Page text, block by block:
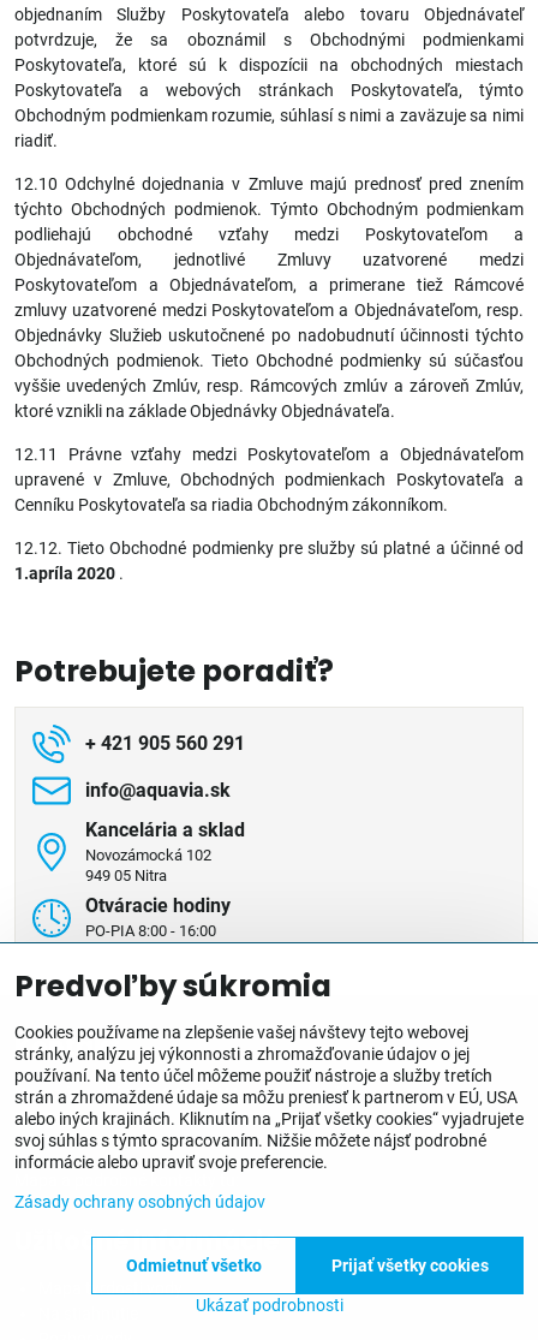
objednaním Služby Poskytovateľa alebo tovaru Objednávateľ
potvrdzuje, že sa oboznámil s Obchodnými podmienkami
Poskytovateľa, ktoré sú k dispozícii na obchodných miestach
Poskytovateľa a webových stránkach Poskytovateľa, týmto
Obchodným podmienkam rozumie, súhlasí s nimi a zaväzuje sa nimi
riadiť.
12.10 Odchylné dojednania v Zmluve majú prednosť pred znením
týchto Obchodných podmienok. Týmto Obchodným podmienkam
podliehajú obchodné vzťahy medzi Poskytovateľom a
Objednávateľom, jednotlivé Zmluvy uzatvorené medzi
Poskytovateľom a Objednávateľom, a primerane tiež Rámcové
zmluvy uzatvorené medzi Poskytovateľom a Objednávateľom, resp.
Objednávky Služieb uskutočnené po nadobudnutí účinnosti týchto
Obchodných podmienok. Tieto Obchodné podmienky sú súčasťou
vyššie uvedených Zmlúv, resp. Rámcových zmlúv a zároveň Zmlúv,
ktoré vznikli na základe Objednávky Objednávateľa.
12.11 Právne vzťahy medzi Poskytovateľom a Objednávateľom
upravené v Zmluve, Obchodných podmienkach Poskytovateľa a
Cenníku Poskytovateľa sa riadia Obchodným zákonníkom.
12.12. Tieto Obchodné podmienky pre služby sú platné a účinné od
1.apríla 2020 .
Potrebujete poradiť?
+ 421 905 560 291
info​@aquavia​.sk
Kancelária a sklad
Novozámocká 102
949 05 Nitra
Otváracie hodiny
PO-PIA 8:00 - 16:00
Kontakt
Novozámocká 102, 949 05 Nitra - Horné Krškany
info@aquavia.sk
+421 905 560 291
Užitočné informácie
Predvoľby súkromia
Cookies používame na zlepšenie vašej návštevy tejto webovej
stránky, analýzu jej výkonnosti a zhromažďovanie údajov o jej
používaní. Na tento účel môžeme použiť nástroje a služby tretích
strán a zhromaždené údaje sa môžu preniesť k partnerom v EÚ, USA
alebo iných krajinách. Kliknutím na „Prijať všetky cookies“ vyjadrujete
svoj súhlas s týmto spracovaním. Nižšie môžete nájsť podrobné
informácie alebo upraviť svoje preferencie.
Zásady ochrany osobných údajov
Ukázať podrobnosti
Prijať všetky cookies
Odmietnuť všetko